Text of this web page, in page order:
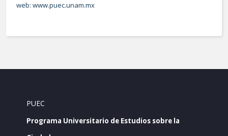
web: www.puec.unam.mx
PUEC
Programa Universitario de Estudios sobre la